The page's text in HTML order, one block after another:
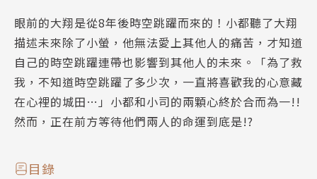
眼前的大翔是從8年後時空跳躍而來的！小都聽了大翔
描述未來除了小螢，他無法愛上其他人的痛苦，才知道
自己的時空跳躍連帶也影響到其他人的未來。「為了救
我，不知道時空跳躍了多少次，一直將喜歡我的心意藏
在心裡的城田…」小都和小司的兩顆心終於合而為一!!
然而，正在前方等待他們兩人的命運到底是!?
目錄